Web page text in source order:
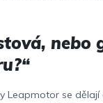
nebo
Leapmotor se dělají